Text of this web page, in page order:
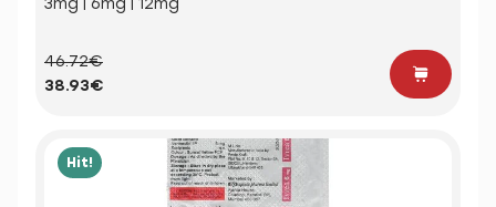
46.72€
38.93€
Hit!